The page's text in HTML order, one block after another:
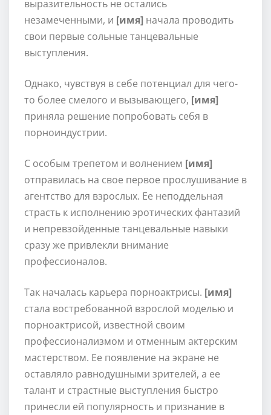
выразительность не остались
незамеченными, и [имя] начала проводить
свои первые сольные танцевальные
выступления.
Однако, чувствуя в себе потенциал для чего-
то более смелого и вызывающего, [имя]
приняла решение попробовать себя в
порноиндустрии.
С особым трепетом и волнением [имя]
отправилась на свое первое прослушивание в
агентство для взрослых. Ее неподдельная
страсть к исполнению эротических фантазий
и непревзойденные танцевальные навыки
сразу же привлекли внимание
профессионалов.
Так началась карьера порноактрисы. [имя]
стала востребованной взрослой моделью и
порноактрисой, известной своим
профессионализмом и отменным актерским
мастерством. Ее появление на экране не
оставляло равнодушными зрителей, а ее
талант и страстные выступления быстро
принесли ей популярность и признание в